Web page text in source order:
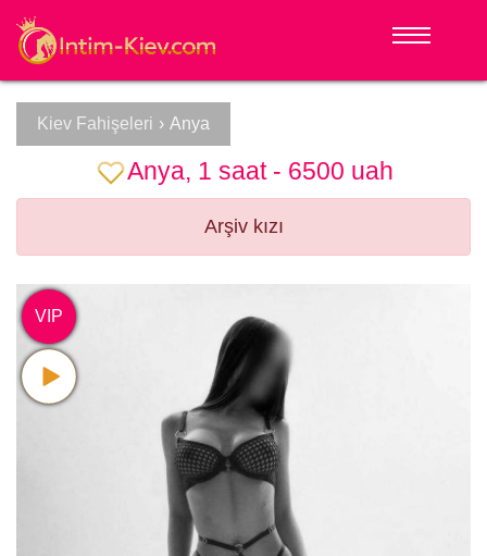
Kiev Fahişeleri › Anya
Anya, 1 saat - 6500 uah
Arşiv kızı
VIP